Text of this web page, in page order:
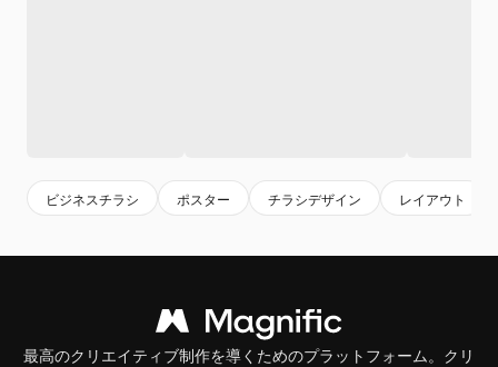
ビジネスチラシ ポスター チラシデザイン レイアウト
最高のクリエイティブ制作を導くためのプラットフォーム。クリ